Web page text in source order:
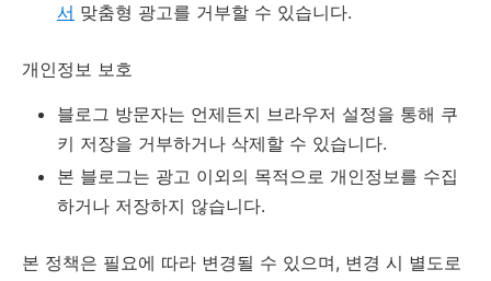
서 맞춤형 광고를 거부할 수 있습니다.
개인정보 보호
블로그 방문자는 언제든지 브라우저 설정을 통해 쿠
키 저장을 거부하거나 삭제할 수 있습니다.
본 블로그는 광고 이외의 목적으로 개인정보를 수집
하거나 저장하지 않습니다.
본 정책은 필요에 따라 변경될 수 있으며, 변경 시 별도로